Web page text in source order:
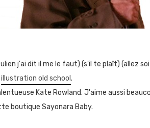
j'ai dit il me le faut) (s'il te plaît) (allez
illustration old school .
Kate Rowland. J'aime aussi
boutique Sayonara Baby.